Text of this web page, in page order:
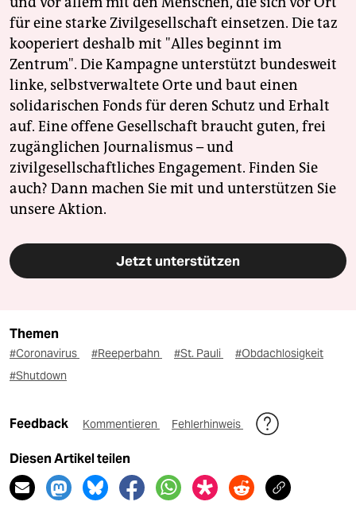
für eine starke Zivilgesellschaft einsetzen. Die taz
kooperiert deshalb mit "Alles beginnt im
Zentrum". Die Kampagne unterstützt bundesweit
linke, selbstverwaltete Orte und baut einen
solidarischen Fonds für deren Schutz und Erhalt
auf. Eine offene Gesellschaft braucht guten, frei
zugänglichen Journalismus – und
zivilgesellschaftliches Engagement. Finden Sie
auch? Dann machen Sie mit und unterstützen Sie
unsere Aktion.
Jetzt unterstützen
Themen
#Coronavirus #Reeperbahn #St. Pauli
#Obdachlosigkeit
#Shutdown
Feedback Kommentieren Fehlerhinweis
Diesen Artikel teilen